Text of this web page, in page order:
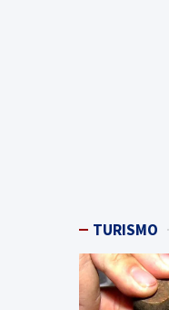
TURISMO